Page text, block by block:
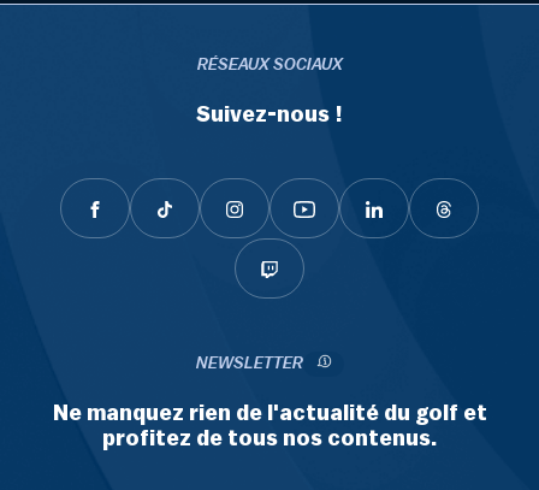
RÉSEAUX SOCIAUX
Suivez-nous !
NEWSLETTER
Ne manquez rien de l'actualité du golf et
profitez de tous nos contenus.